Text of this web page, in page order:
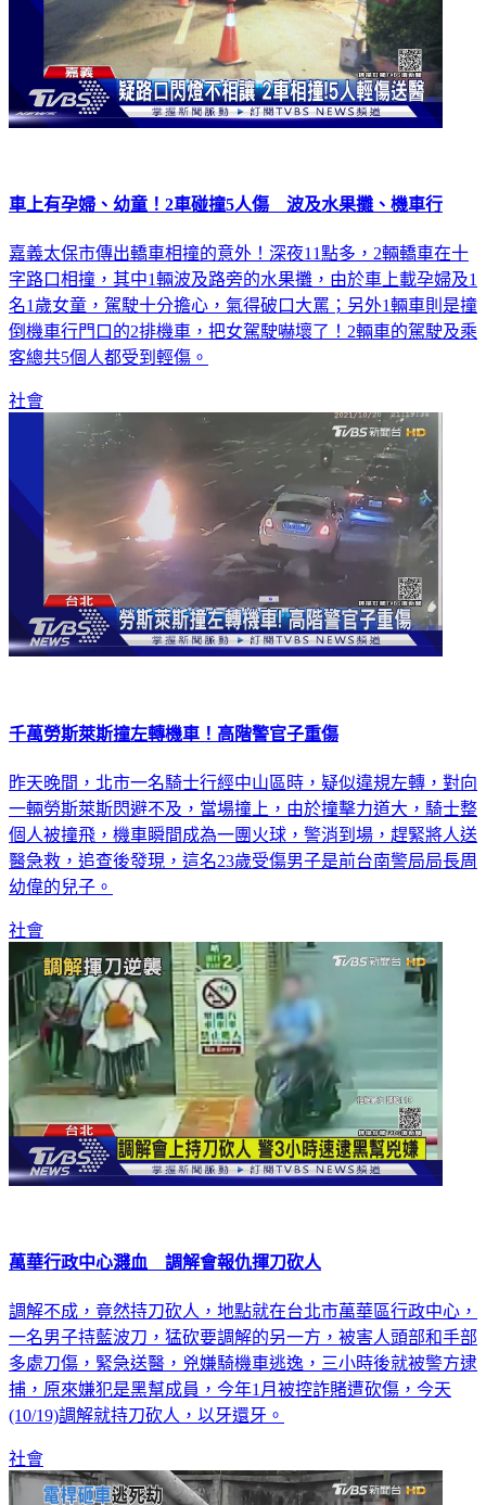
車上有孕婦、幼童！2車碰撞5人傷 波及水果攤、機車行
嘉義太保市傳出轎車相撞的意外！深夜11點多，2輛轎車在十
字路口相撞，其中1輛波及路旁的水果攤，由於車上載孕婦及1
名1歲女童，駕駛十分擔心，氣得破口大罵；另外1輛車則是撞
倒機車行門口的2排機車，把女駕駛嚇壞了！2輛車的駕駛及乘
客總共5個人都受到輕傷。
社會
千萬勞斯萊斯撞左轉機車！高階警官子重傷
昨天晚間，北市一名騎士行經中山區時，疑似違規左轉，對向
一輛勞斯萊斯閃避不及，當場撞上，由於撞擊力道大，騎士整
個人被撞飛，機車瞬間成為一團火球，警消到場，趕緊將人送
醫急救，追查後發現，這名23歲受傷男子是前台南警局局長周
幼偉的兒子。
社會
萬華行政中心濺血 調解會報仇揮刀砍人
調解不成，竟然持刀砍人，地點就在台北市萬華區行政中心，
一名男子持藍波刀，猛砍要調解的另一方，被害人頭部和手部
多處刀傷，緊急送醫，兇嫌騎機車逃逸，三小時後就被警方逮
捕，原來嫌犯是黑幫成員，今年1月被控詐賭遭砍傷，今天
(10/19)調解就持刀砍人，以牙還牙。
社會